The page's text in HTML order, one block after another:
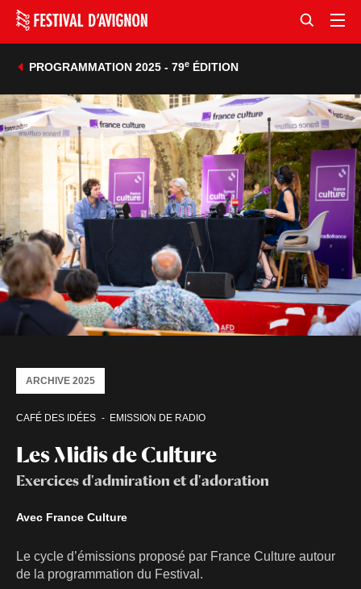
PROGRAMMATION 2025 - 79eÉDITION
Les Midis de Culture
Exercices d'admiration et d'adoration
CAFÉ DES IDÉES EMISSION DE RADIO
ARCHIVE 2025
Avec France Culture
Le cycle d’émissions proposé par France Culture autour
de la programmation du Festival.